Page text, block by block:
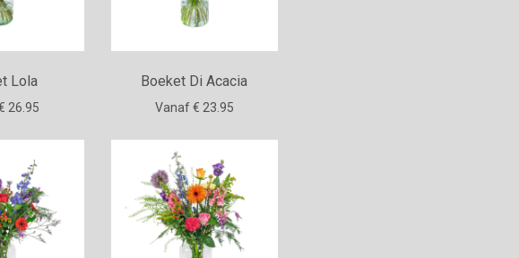
Lola
26.95
Boeket Di Acacia
Vanaf € 23.95